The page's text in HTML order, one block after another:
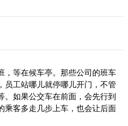
，等在候车亭。那些公司的班车
员工站哪儿就停哪儿开门，不管
。如果公交车在前面，会先行到
乘客多走几步上车，也会让后面